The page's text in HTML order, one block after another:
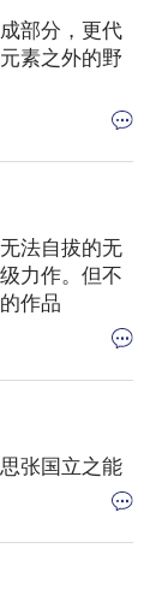
部分，更代
素之外的野
法自拔的无
力作。但不
作品
张国立之能